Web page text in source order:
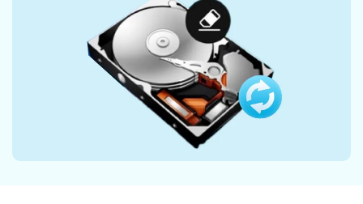
Centro di conoscenza
TROVA ALTRE SOLUZIONI
search